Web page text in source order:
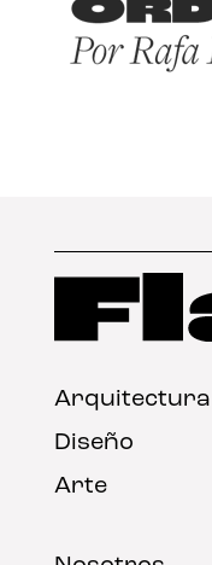
Arquitectura
Diseño
Arte